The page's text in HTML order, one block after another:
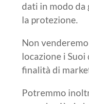
dati in modo da
la protezione.
Non
locazione i
finalità di
Potremmo